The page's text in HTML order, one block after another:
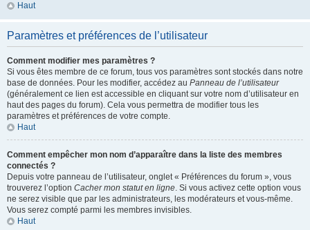
Haut
Paramètres et préférences de l’utilisateur
Comment modifier mes paramètres ?
Si vous êtes membre de ce forum, tous vos paramètres sont stockés dans notre
base de données. Pour les modifier, accédez au Panneau de l’utilisateur
(généralement ce lien est accessible en cliquant sur votre nom d’utilisateur en
haut des pages du forum). Cela vous permettra de modifier tous les
paramètres et préférences de votre compte.
Haut
Comment empêcher mon nom d’apparaître dans la liste des membres
connectés ?
Depuis votre panneau de l’utilisateur, onglet « Préférences du forum », vous
trouverez l’option Cacher mon statut en ligne. Si vous activez cette option vous
ne serez visible que par les administrateurs, les modérateurs et vous-même.
Vous serez compté parmi les membres invisibles.
Haut